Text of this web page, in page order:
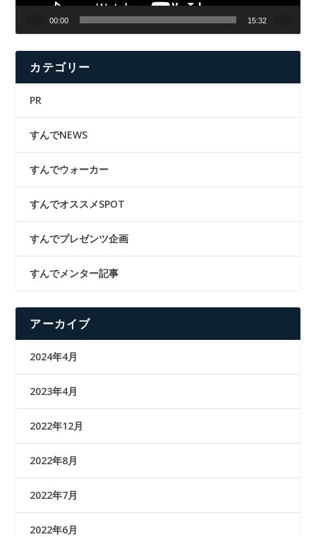
00:00 15:32
カテゴリー
PR
すんでNEWS
すんでウォーカー
すんでオススメSPOT
すんでプレゼンツ企画
すんでメンター記事
アーカイブ
2024年4月
2023年4月
2022年12月
2022年8月
2022年7月
2022年6月